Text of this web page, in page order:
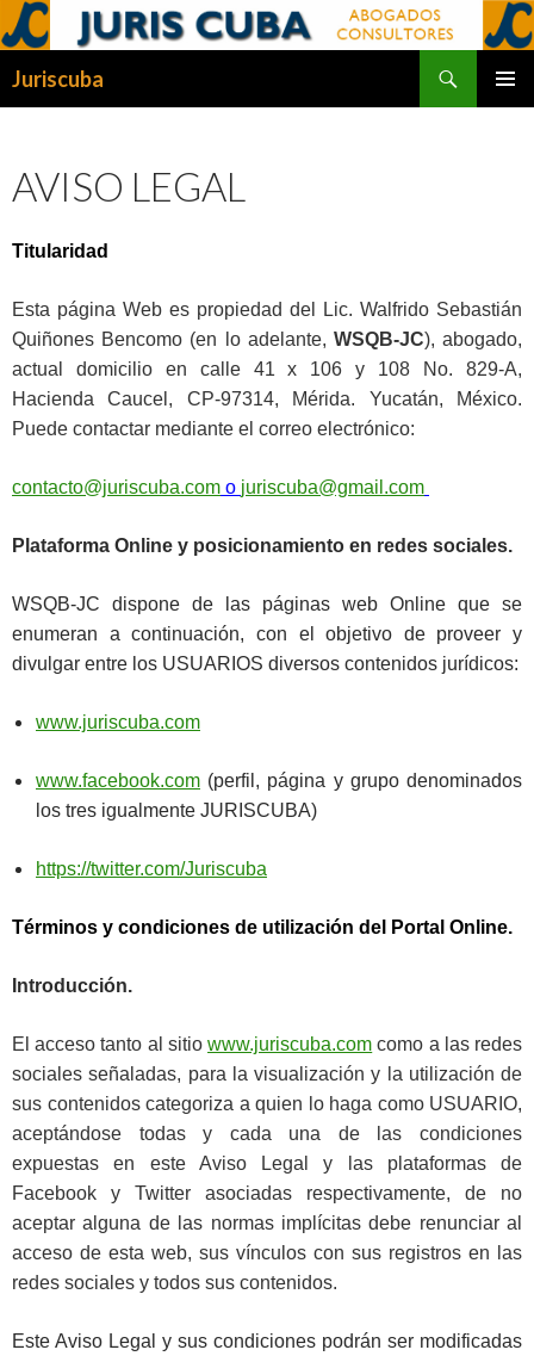
Juriscuba
AVISO LEGAL
Titularidad
Esta página Web es propiedad del Lic. Walfrido Sebastián
Quiñones Bencomo (en lo adelante, WSQB-JC), abogado,
actual domicilio en calle 41 x 106 y 108 No. 829-A,
Hacienda Caucel, CP-97314,
Mérida. Yucatán, México.
Puede contactar mediante el correo electrónico:
contacto@juriscuba.com o juriscuba@gmail.com
Plataforma Online y posicionamiento en redes sociales.
WSQB-JC dispone de las páginas web Online que se
enumeran a continuación, con el objetivo de proveer y
divulgar entre los USUARIOS diversos contenidos jurídicos:
www.juriscuba.com
www.facebook.com (perfil, página y grupo denominados
los tres igualmente JURISCUBA)
https://twitter.com/Juriscuba
Términos y condiciones de utilización del Portal Online.
Introducción.
El acceso tanto al sitiowww.juriscuba.com como a las redes
sociales señaladas, para la visualización y la utilización de
sus contenidos categoriza a quien lo haga como USUARIO,
aceptándose todas y cada una de las condiciones
expuestas en este Aviso Legal y las plataformas de
Facebook y Twitter asociadas respectivamente, de no
aceptar alguna de las normas implícitas debe renunciar al
acceso de esta web, sus vínculos con sus registros en las
redes sociales y todos sus contenidos.
Este Aviso Legal y sus condiciones podrán ser modificadas